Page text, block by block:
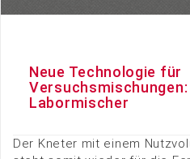
Neue Technologie für
Labormischer
Der Kneter mit einem